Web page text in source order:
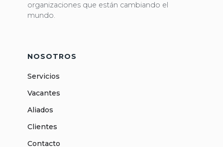
organizaciones que están cambiando el
mundo.
NOSOTROS
Servicios
Vacantes
Aliados
Clientes
Contacto